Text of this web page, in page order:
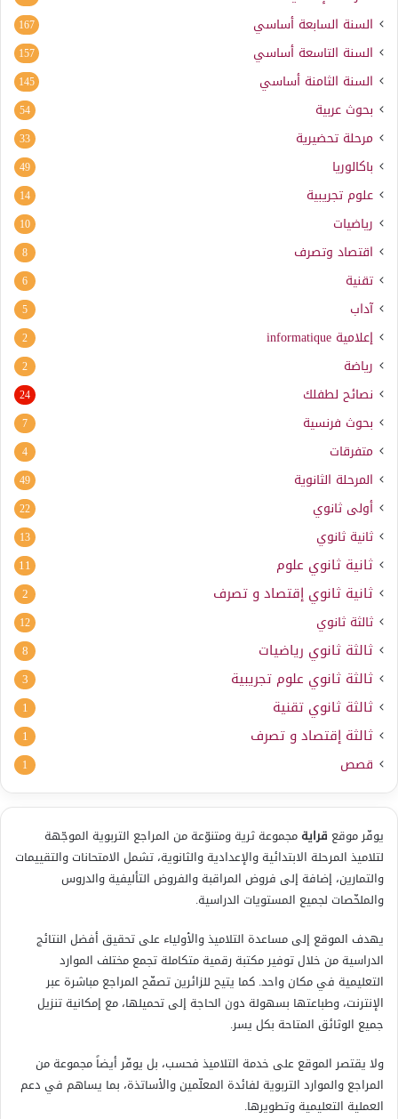
السنة السابعة أساسي 167
السنة التاسعة أساسي 157
السنة الثامنة أساسي 145
بحوث عربية 54
مرحلة تحضيرية 33
باكالوريا 49
علوم تجريبية 14
رياضيات 10
اقتصاد وتصرف 8
تقنية 6
آداب 5
إعلامية informatique
2
رياضة 2
نصائح لطفلك 24
بحوث فرنسية 7
متفرقات 4
المرحلة الثانوية 49
أولى ثانوي 22
ثانية ثانوي 13
ثانية ثانوي علوم 11
ثانية ثانوي إقتصاد و تصرف 2
ثالثة ثانوي 12
ثالثة ثانوي رياضيات 8
ثالثة ثانوي علوم تجريبية 3
ثالثة ثانوي تقنية 1
ثالثة إقتصاد و تصرف 1
قصص 1
يوفّر موقع قرايةمجموعة ثرية ومتنوّعة من المراجع التربوية الموجّهة
لتلاميذ المرحلة الابتدائية والإعدادية والثانوية، تشمل الامتحانات والتقييمات
والتمارين، إضافة إلى فروض المراقبة والفروض التأليفية والدروس
والملخّصات لجميع المستويات الدراسية.
يهدف الموقع إلى مساعدة التلاميذ والأولياء على تحقيق أفضل النتائج
الدراسية من خلال توفير مكتبة رقمية متكاملة تجمع مختلف الموارد
التعليمية في مكان واحد. كما يتيح للزائرين تصفّح المراجع مباشرة عبر
الإنترنت، وطباعتها بسهولة دون الحاجة إلى تحميلها، مع إمكانية تنزيل
جميع الوثائق المتاحة بكل يسر.
ولا يقتصر الموقع على خدمة التلاميذ فحسب، بل يوفّر أيضاً مجموعة من
المراجع والموارد التربوية لفائدة المعلّمين والأساتذة، بما يساهم في دعم
العملية التعليمية وتطويرها.